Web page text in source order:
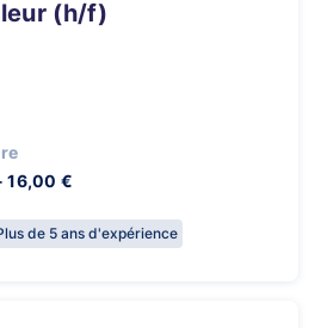
(h/f)
16,00 €
de 5 ans d'expérience